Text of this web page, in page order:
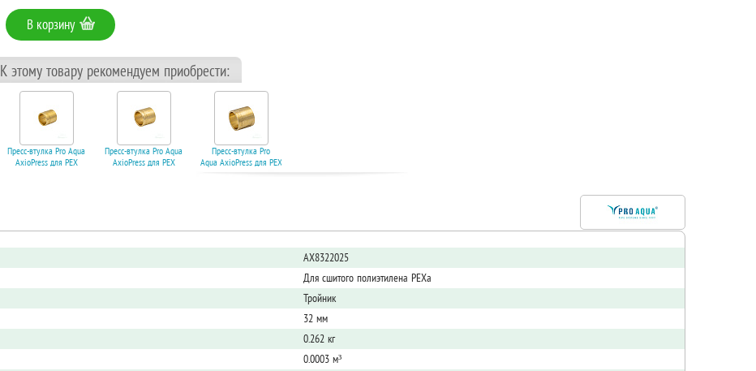
В корзину
К этому товару рекомендуем приобрести:
Пресс-втулка Pro Aqua
AxioPress для PEX
В корзину
Пресс-втулка Pro Aqua
AxioPress для PEX
В корзину
Пресс-втулка Pro
Aqua AxioPress для PEX трубы (32*4,4).
AX8322025
Для сшитого полиэтилена PEXa
Тройник
32 мм
0.262 кг
0.0003 м³